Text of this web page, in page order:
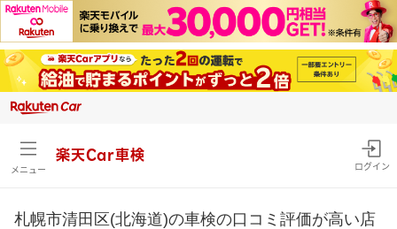
メニュー
楽天Car車検
ログイン
札幌市清田区(北海道)の車検の口コミ評価が高い店